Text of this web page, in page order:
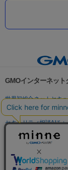
GMOインターネッ
世界初総合ネットセキ
パスワード漏洩診断
セキュリティ相談AIチ
実在証明・盗聴対策
サイバー攻撃対策（